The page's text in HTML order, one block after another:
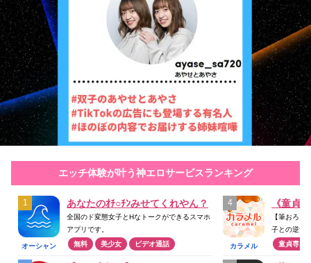
エッチ体験が叶う神エロサービスランキング
オーシャン
あなたのｵﾁ○ﾁﾝみせてくれやん？
全国のド変態女子とHなトークができるスマホ
アプリです。
無料
美少女 ビデオ通話 カラメル
《童貞
【筆おろし
子との逆ナ
童貞専用